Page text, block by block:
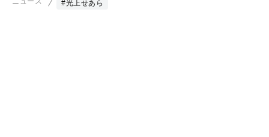
#光上せあら